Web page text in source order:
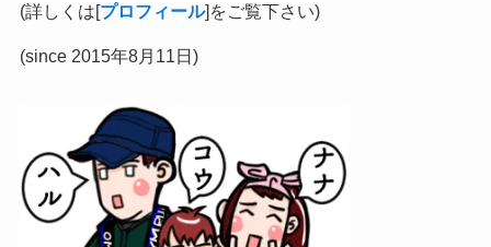
(詳しくは[プロフィール]をご覧下さい)
(since 2015年8月11日)